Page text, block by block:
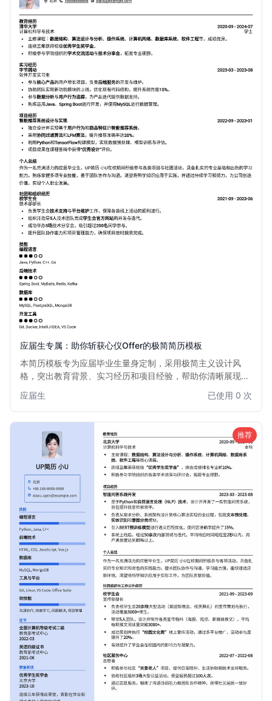
应届生专属：助你斩获心仪Offer的极简简历模板
本简历模板专为应届毕业生量身定制，采用极简主义设计风
格，突出教育背景、实习经历和项目经验，帮助你清晰展现个
出，快速获得面试机会。
应届生 已使用 0 次
推荐